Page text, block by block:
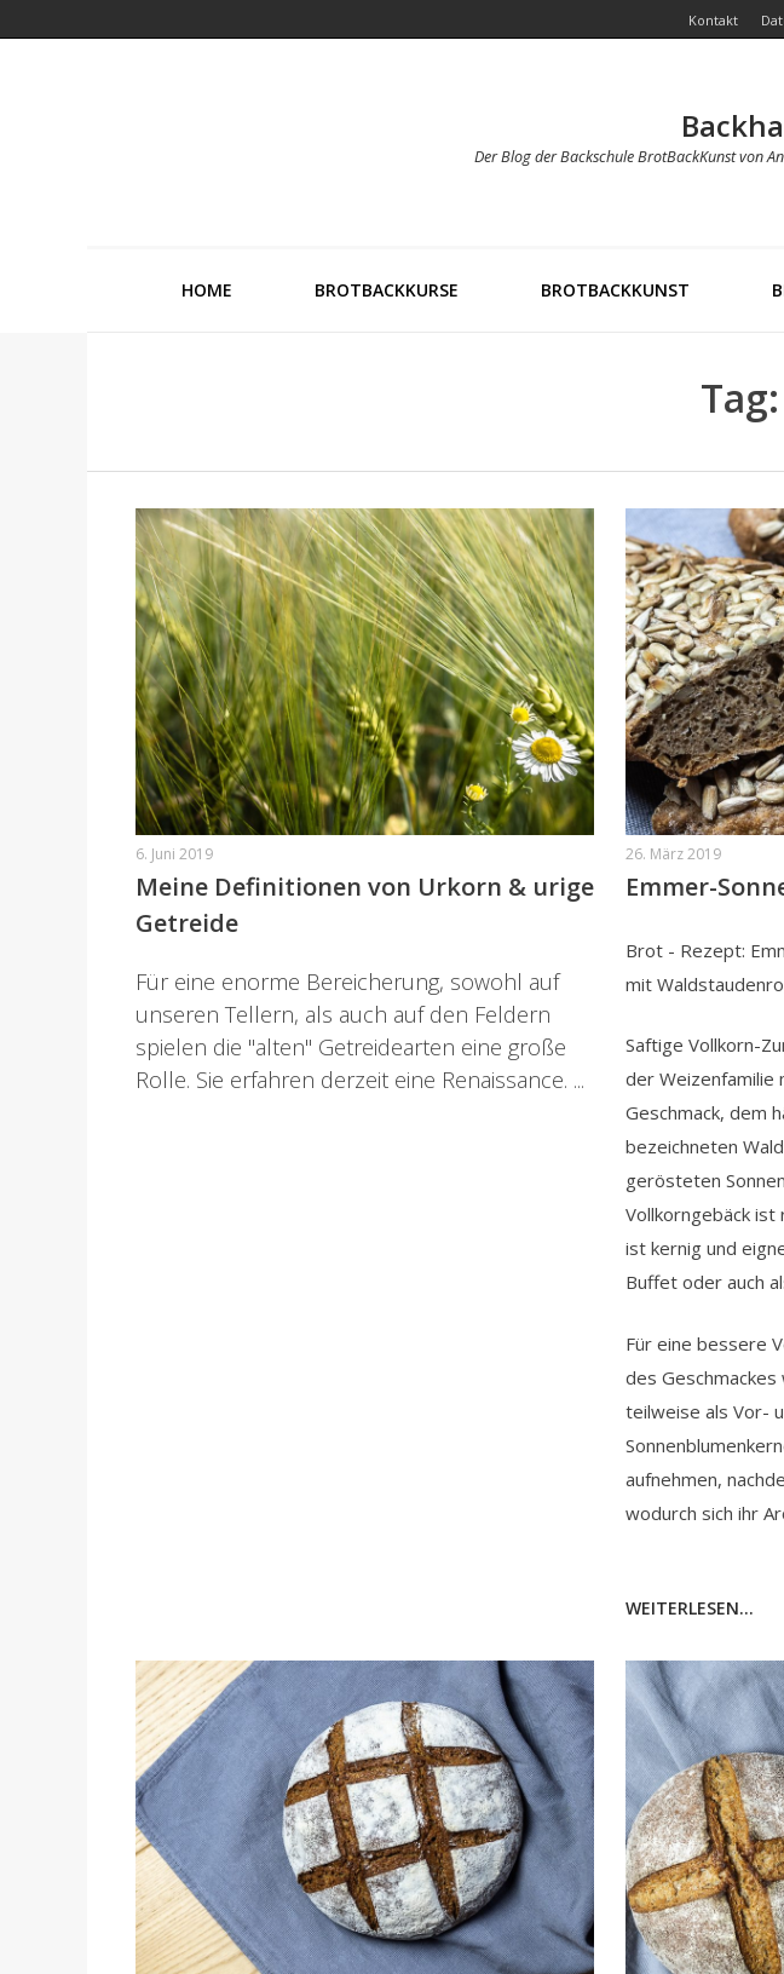
Kontakt
Der Blog der Backschule BrotBackKunst von
HOME BROTBACKKURSE BROTBACKKUNST
6. Juni 2019
Meine Definitionen von Urkorn & urige
Getreide
Für eine enorme Bereicherung, sowohl auf
unseren Tellern, als auch auf den Feldern
spielen die "alten" Getreidearten eine große
Rolle. Sie erfahren derzeit eine Renaissance. ...
26. März 2019
Emmer-
Brot - Rezept:
mit
Saftige Vollkorn-
der Weizenfamilie
Geschmack, dem
bezeichneten
gerösteten
Vollkorngebäck ist
ist kernig und
Buffet oder auch
Für eine bessere
des
teilweise als Vor-
aufnehmen,
wodurch sich ihr
WEITERLESEN...